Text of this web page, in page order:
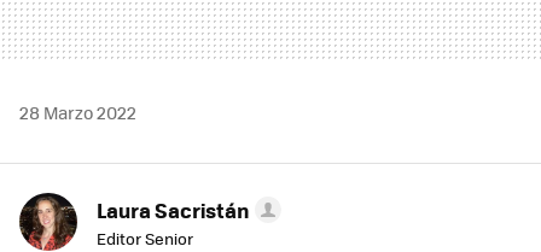
28 Marzo 2022
Laura Sacristán
Editor Senior